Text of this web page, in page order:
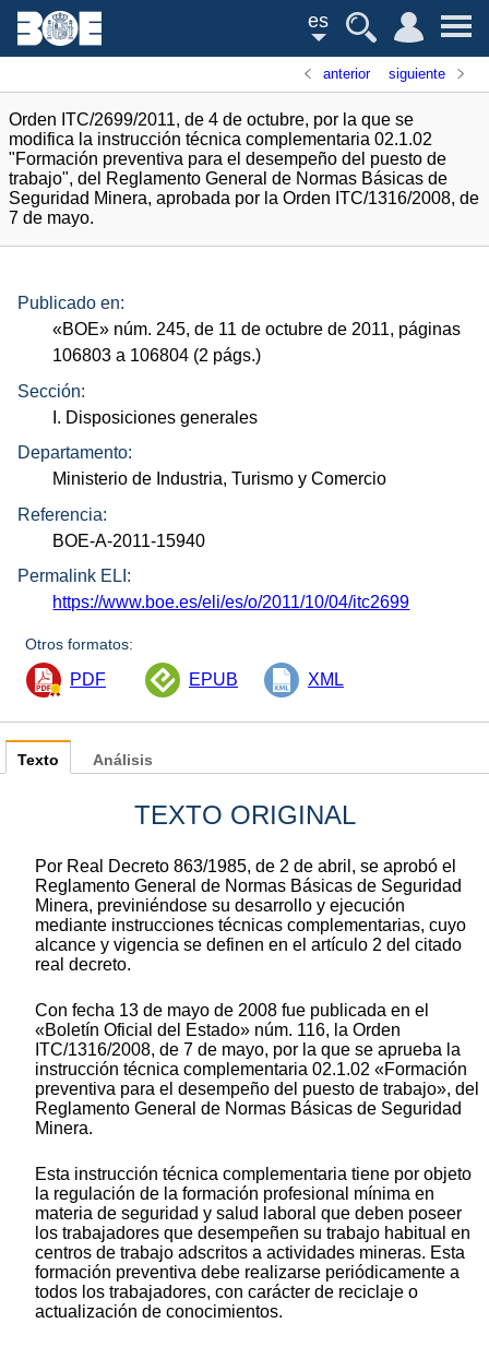
es
anterior siguiente
Orden ITC/2699/2011, de 4 de octubre, por la que se
modifica la instrucción técnica complementaria 02.1.02
"Formación preventiva para el desempeño del puesto de
trabajo", del Reglamento General de Normas Básicas de
Seguridad Minera, aprobada por la Orden ITC/1316/2008, de
7 de mayo.
Publicado en:
«BOE» núm. 245, de 11 de octubre de 2011, páginas
106803 a 106804 (2 págs.)
Sección:
I. Disposiciones generales
Departamento:
Ministerio de Industria, Turismo y Comercio
Referencia:
BOE-A-2011-15940
Permalink ELI:
https://www.boe.es/eli/es/o/2011/10/04/itc2699
Otros formatos:
PDF EPUB XML
Texto
TEXTO ORIGINAL
Por Real Decreto 863/1985, de 2 de abril, se aprobó el
Reglamento General de Normas Básicas de Seguridad
Minera, previniéndose su desarrollo y ejecución
mediante instrucciones técnicas complementarias, cuyo
alcance y vigencia se definen en el artículo 2 del citado
real decreto.
Con fecha 13 de mayo de 2008 fue publicada en el
«Boletín Oficial del Estado» núm. 116, la Orden
ITC/1316/2008, de 7 de mayo, por la que se aprueba la
instrucción técnica complementaria 02.1.02 «Formación
preventiva para el desempeño del puesto de trabajo», del
Reglamento General de Normas Básicas de Seguridad
Minera.
Esta instrucción técnica complementaria tiene por objeto
la regulación de la formación profesional mínima en
materia de seguridad y salud laboral que deben poseer
los trabajadores que desempeñen su trabajo habitual en
centros de trabajo adscritos a actividades mineras. Esta
formación preventiva debe realizarse periódicamente a
todos los trabajadores, con carácter de reciclaje o
actualización de conocimientos.
Análisis